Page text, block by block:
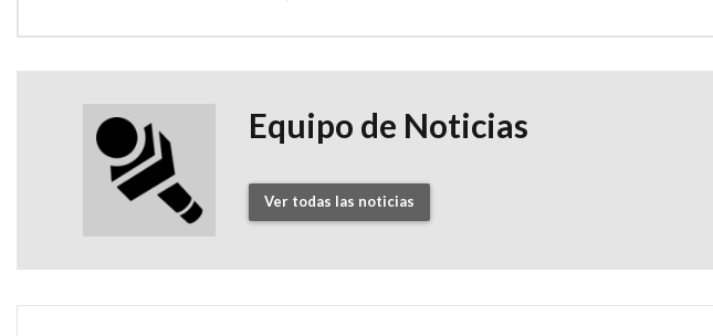
Equipo de Noticias
Ver todas las noticias